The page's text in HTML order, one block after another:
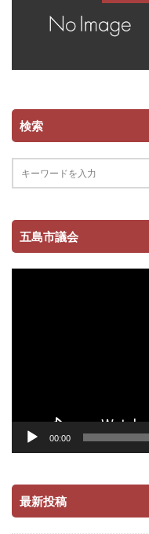
検索
五島市議会
動
00:00
最新投稿